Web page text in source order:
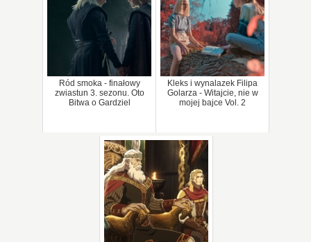
Ród smoka - finałowy
zwiastun 3. sezonu. Oto
Bitwa o Gardziel
Kleks i wynalazek Filipa
Golarza - Witajcie, nie w
mojej bajce Vol. 2